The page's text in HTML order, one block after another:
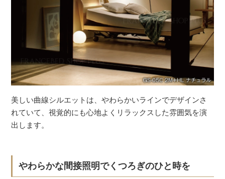
美しい曲線シルエットは、やわらかいラインでデザインさ
れていて、視覚的にも心地よくリラックスした雰囲気を演
出します。
やわらかな間接照明でくつろぎのひと時を